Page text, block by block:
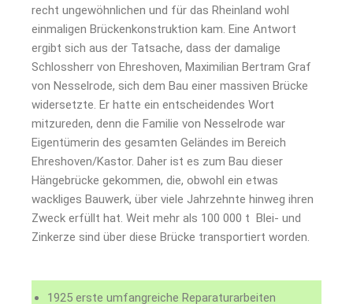
recht ungewöhnlichen und für das Rheinland wohl
einmaligen Brückenkonstruktion kam. Eine Antwort
ergibt sich aus der Tatsache, dass der damalige
Schlossherr von Ehreshoven, Maximilian Bertram Graf
von Nesselrode, sich dem Bau einer massiven Brücke
widersetzte. Er hatte ein entscheidendes Wort
mitzureden, denn die Familie von Nesselrode war
Eigentümerin des gesamten Geländes im Bereich
Ehreshoven/Kastor. Daher ist es zum Bau dieser
Hängebrücke gekommen, die, obwohl ein etwas
wackliges Bauwerk, über viele Jahrzehnte hinweg ihren
Zweck erfüllt hat. Weit mehr als 100 000 t Blei- und
Zinkerze sind über diese Brücke transportiert worden.
1925 erste umfangreiche Reparaturarbeiten